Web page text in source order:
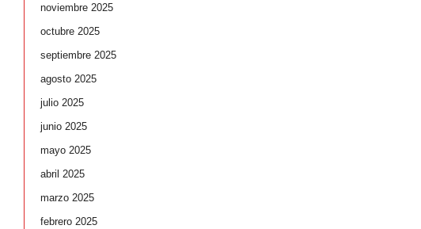
noviembre 2025
octubre 2025
septiembre 2025
agosto 2025
julio 2025
junio 2025
mayo 2025
abril 2025
marzo 2025
febrero 2025